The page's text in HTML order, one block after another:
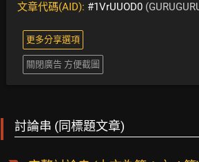
文章代碼(AID): #1VrUUOD0
更多分享選項
關閉廣告 方便截圖
討論串 (同標題文章)